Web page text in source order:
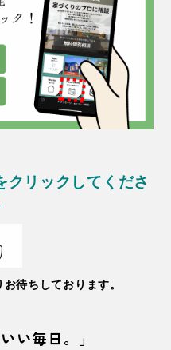
クリックしてくださ
待ちしております。
い毎日。」